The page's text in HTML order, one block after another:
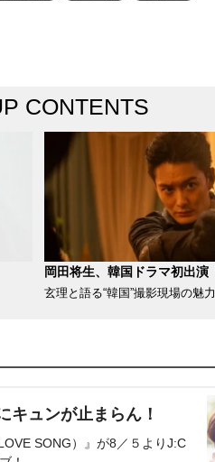
CONTENTS
岡田将生、韓国ドラマ初出演
玄理と語る“韓国”撮影現場の魅力
キュンが止まらん！
SONG）』が8／５よりJ:C